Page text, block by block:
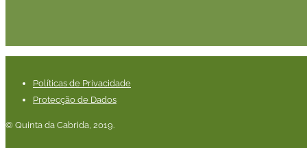
Políticas de Privacidade
Protecção de Dados
© Quinta da Cabrida, 2019.